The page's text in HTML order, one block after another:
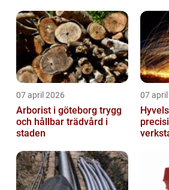
07 april 2026
Arborist i göteborg trygg
och hållbar trädvård i
staden
07